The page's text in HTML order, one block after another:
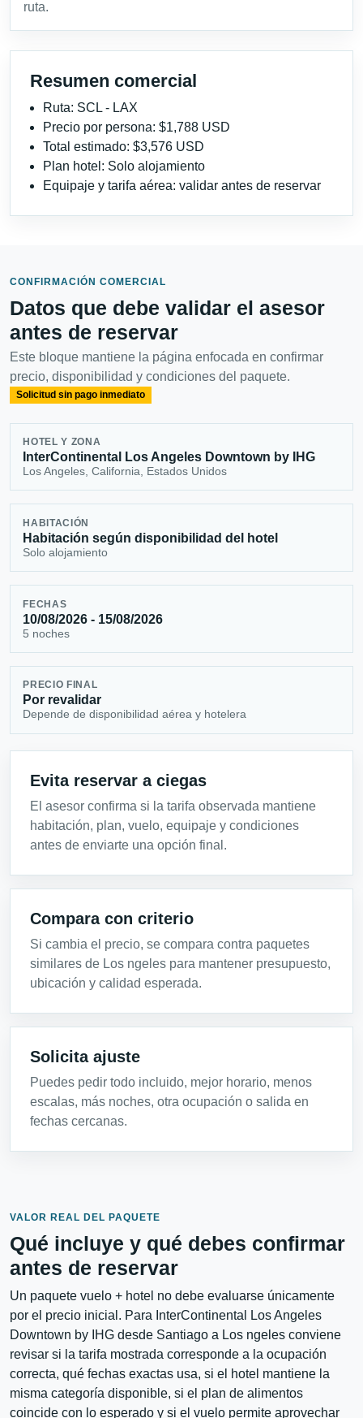
ruta.
Resumen comercial
Ruta: SCL - LAX
Precio por persona: $1,788 USD
Total estimado: $3,576 USD
Plan hotel: Solo alojamiento
Equipaje y tarifa aérea: validar antes de reservar
CONFIRMACIÓN COMERCIAL
Datos que debe validar el asesor
antes de reservar
Este bloque mantiene la página enfocada en confirmar
precio, disponibilidad y condiciones del paquete.
Solicitud sin pago inmediato
HOTEL Y ZONA
InterContinental Los Angeles Downtown by IHG
Los Angeles, California, Estados Unidos
HABITACIÓN
Habitación según disponibilidad del hotel
Solo alojamiento
FECHAS
10/08/2026 - 15/08/2026
5 noches
PRECIO FINAL
Por revalidar
Depende de disponibilidad aérea y hotelera
Evita reservar a ciegas
El asesor confirma si la tarifa observada mantiene
habitación, plan, vuelo, equipaje y condiciones
antes de enviarte una opción final.
Compara con criterio
Si cambia el precio, se compara contra paquetes
similares de Los ngeles para mantener presupuesto,
ubicación y calidad esperada.
Solicita ajuste
Puedes pedir todo incluido, mejor horario, menos
escalas, más noches, otra ocupación o salida en
fechas cercanas.
VALOR REAL DEL PAQUETE
Qué incluye y qué debes confirmar
antes de reservar
Un paquete vuelo + hotel no debe evaluarse únicamente
por el precio inicial. Para InterContinental Los Angeles
Downtown by IHG desde Santiago a Los ngeles conviene
revisar si la tarifa mostrada corresponde a la ocupación
correcta, qué fechas exactas usa, si el hotel mantiene la
misma categoría disponible, si el plan de alimentos
coincide con lo esperado y si el vuelo permite aprovechar